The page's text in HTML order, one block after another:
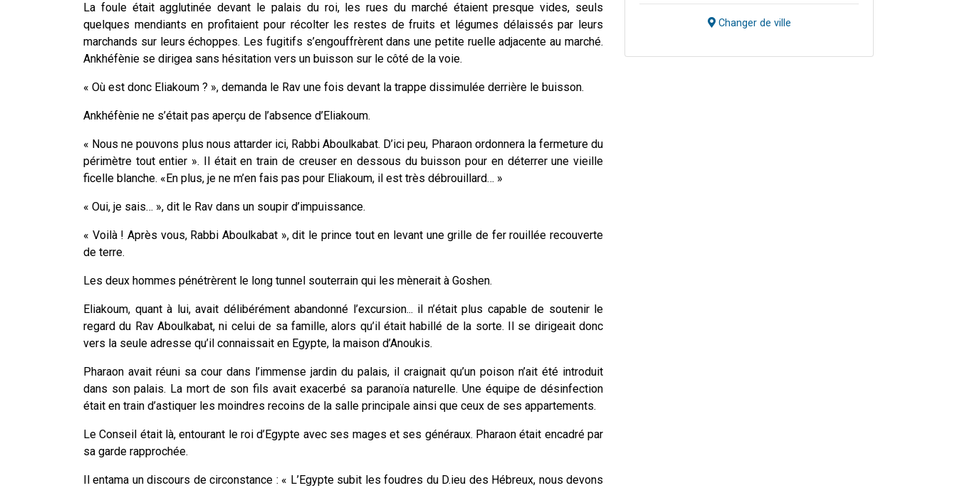
La foule était agglutinée devant le palais du roi, les rues du marché étaient presque vides, seuls
quelques mendiants en profitaient pour récolter les restes de fruits et légumes délaissés par leurs
marchands sur leurs échoppes. Les fugitifs s’engouffrèrent dans une petite ruelle adjacente au marché.
Ankhéfènie se dirigea sans hésitation vers un buisson sur le côté de la voie.
« Où est donc Eliakoum ? », demanda le Rav une fois devant la trappe dissimulée derrière le buisson.
Ankhéfènie ne s’était pas aperçu de l’absence d’Eliakoum.
« Nous ne pouvons plus nous attarder ici, Rabbi Aboulkabat. D’ici peu, Pharaon ordonnera la fermeture du
périmètre tout entier ». Il était en train de creuser en dessous du buisson pour en déterrer une vieille
ficelle blanche. «En plus, je ne m’en fais pas pour Eliakoum, il est très débrouillard… »
« Oui, je sais… », dit le Rav dans un soupir d’impuissance.
« Voilà ! Après vous, Rabbi Aboulkabat », dit le prince tout en levant une grille de fer rouillée recouverte
de terre.
Les deux hommes pénétrèrent le long tunnel souterrain qui les mènerait à Goshen.
Eliakoum, quant à lui, avait délibérément abandonné l’excursion... il n’était plus capable de soutenir le
regard du Rav Aboulkabat, ni celui de sa famille, alors qu’il était habillé de la sorte. Il se dirigeait donc
vers la seule adresse qu’il connaissait en Egypte, la maison d’Anoukis.
Pharaon avait réuni sa cour dans l’immense jardin du palais, il craignait qu’un poison n’ait été introduit
dans son palais. La mort de son fils avait exacerbé sa paranoïa naturelle. Une équipe de désinfection
était en train d’astiquer les moindres recoins de la salle principale ainsi que ceux de ses appartements.
Le Conseil était là, entourant le roi d’Egypte avec ses mages et ses généraux. Pharaon était encadré par
sa garde rapprochée.
Il entama un discours de circonstance : « L’Egypte subit les foudres du D.ieu des Hébreux, nous devons
Changer de ville